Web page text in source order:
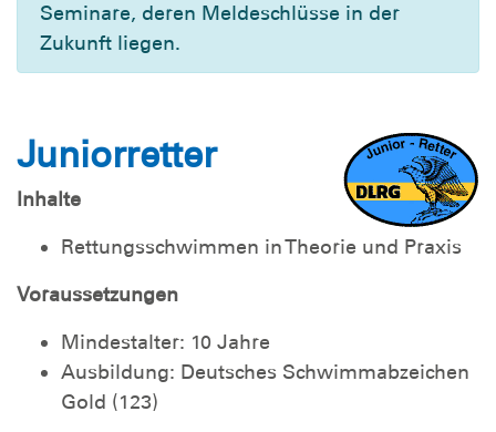
Seminare, deren Meldeschlüsse in der
Zukunft liegen.
Juniorretter
Inhalte
Rettungsschwimmen in Theorie und Praxis
Voraussetzungen
Mindestalter: 10 Jahre
Ausbildung: Deutsches Schwimmabzeichen
Gold (123)